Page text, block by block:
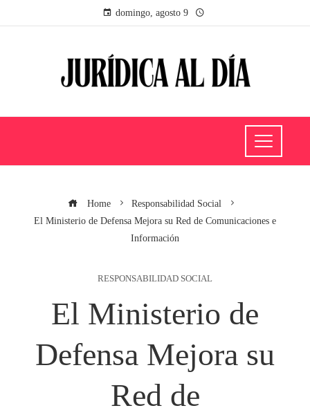
domingo, agosto 9
Home
Responsabilidad Social
El Ministerio de Defensa Mejora su Red de Comunicaciones e
Información
RESPONSABILIDAD SOCIAL
El Ministerio de
Defensa Mejora su
Red de